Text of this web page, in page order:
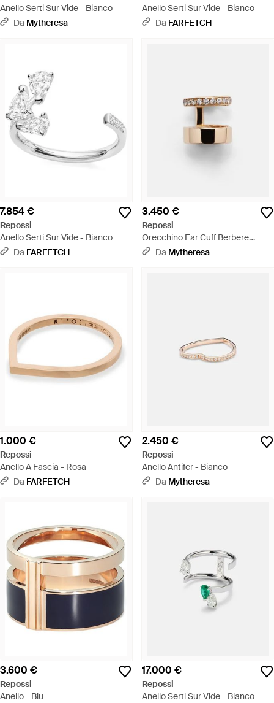
Anello Serti Sur Vide - Bianco
Da Mytheresa
Anello Serti Sur Vide - Bianco
Da FARFETCH
7.854 €
Repossi
Anello Serti Sur Vide - Bianco
Da FARFETCH
3.450 €
Repossi
Orecchino Ear Cuff Berbere
Module - Neutro
Da Mytheresa
1.000 €
Repossi
Anello A Fascia - Rosa
Da FARFETCH
2.450 €
Repossi
Anello Antifer - Bianco
Da Mytheresa
3.600 €
Repossi
Anello - Blu
17.000 €
Repossi
Anello Serti Sur Vide - Bianco